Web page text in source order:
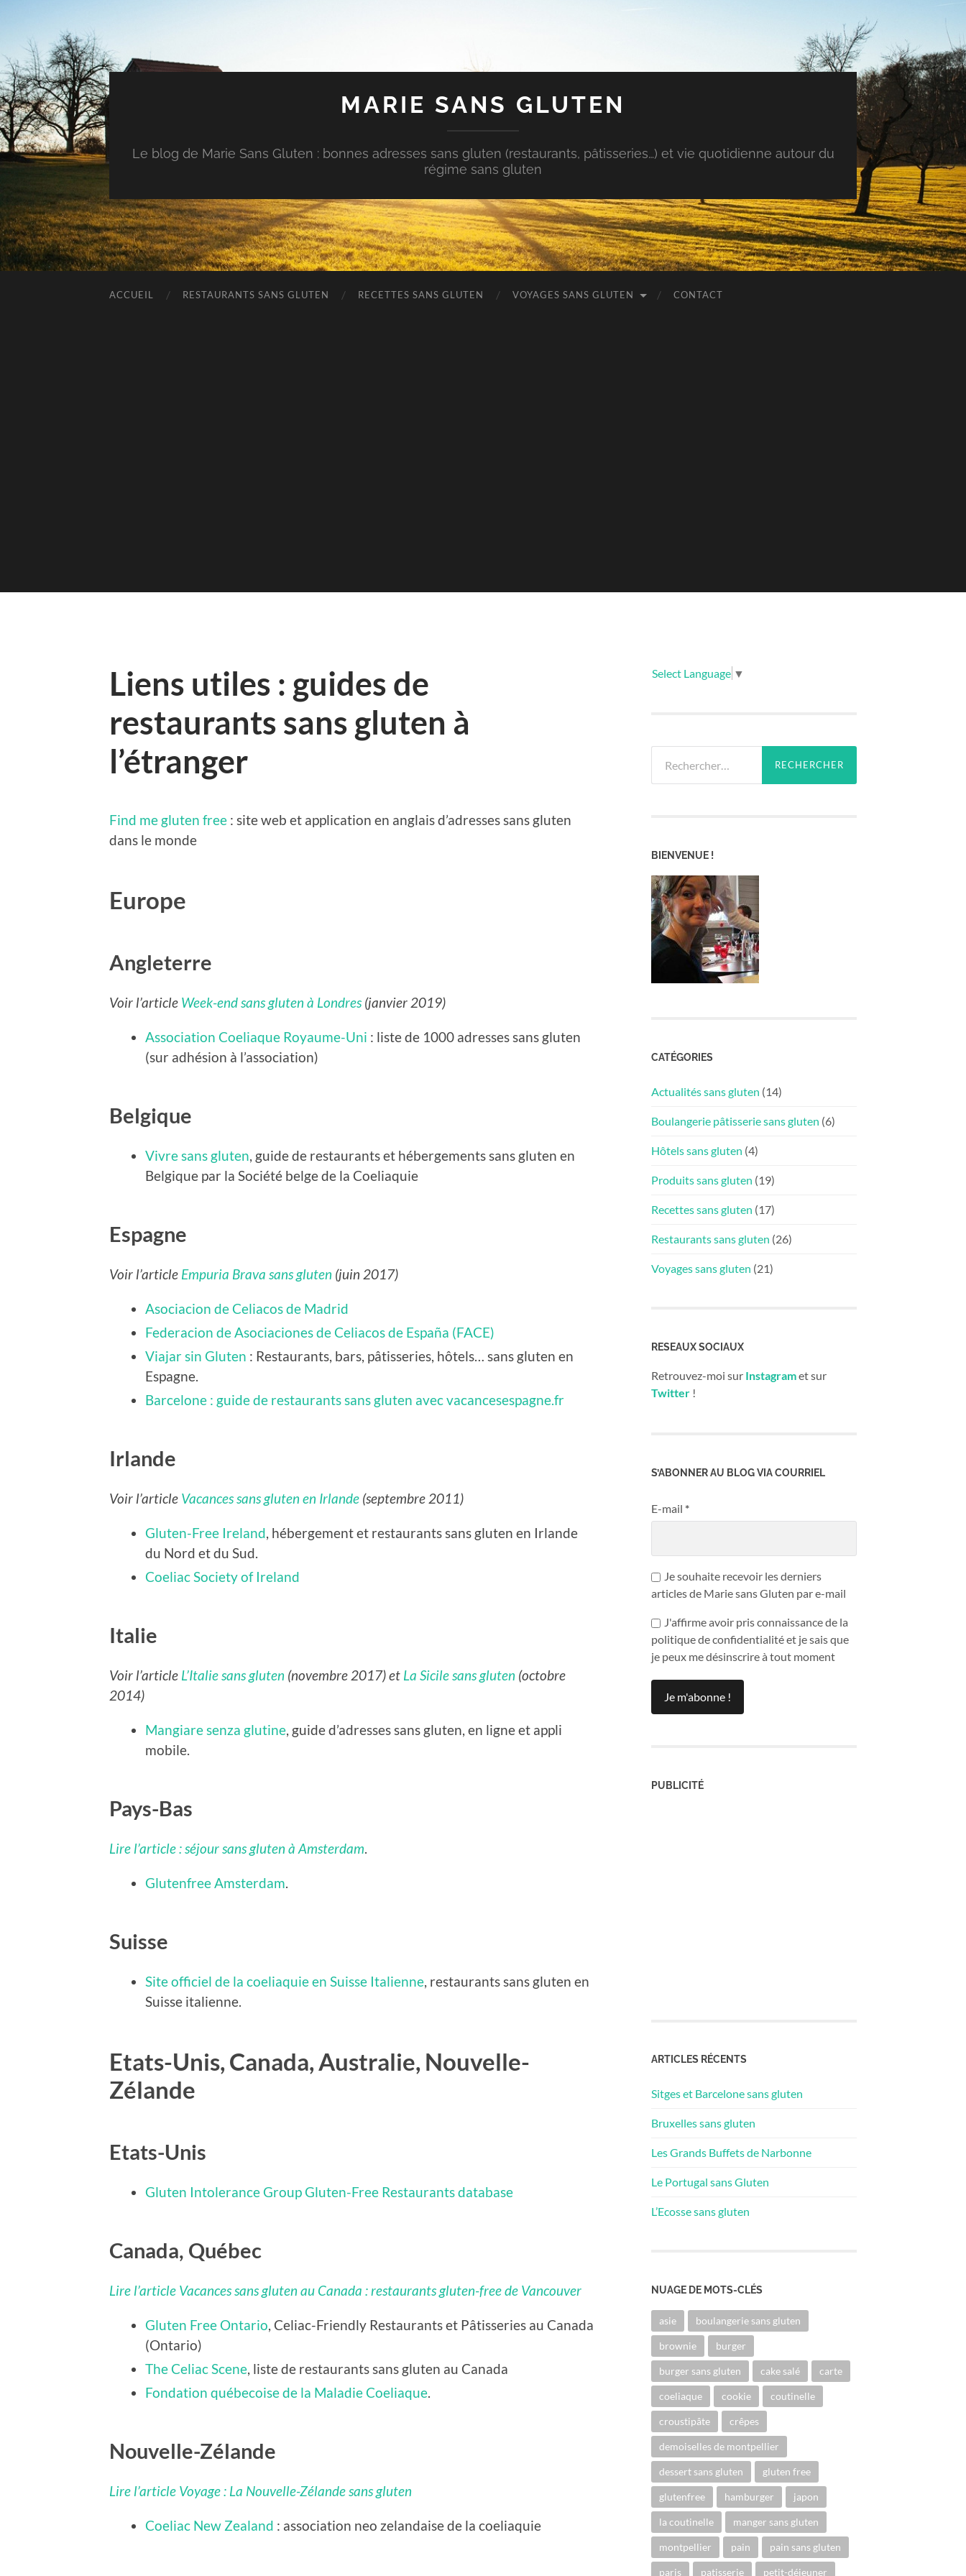
MARIE SANS GLUTEN
Le blog de Marie Sans Gluten : bonnes adresses sans gluten (restaurants, pâtisseries…) et vie quotidienne autour du
régime sans gluten
ACCUEIL RESTAURANTS SANS GLUTEN RECETTES SANS GLUTEN VOYAGES SANS GLUTEN CONTACT
Liens utiles : guides de
restaurants sans gluten à
l’étranger
Find me gluten free : site web et application en anglais d’adresses sans gluten
dans le monde
Europe
Angleterre
Voir l’article Week-end sans gluten à Londres (janvier 2019)
Association Coeliaque Royaume-Uni : liste de 1000 adresses sans gluten
(sur adhésion à l’association)
Belgique
Vivre sans gluten , guide de restaurants et hébergements sans gluten en
Belgique par la Société belge de la Coeliaquie
Espagne
Voir l’article Empuria Brava sans gluten (juin 2017)
Asociacion de Celiacos de Madrid
Federacion de Asociaciones de Celiacos de España (FACE)
Viajar sin Gluten : Restaurants, bars, pâtisseries, hôtels… sans gluten en
Espagne.
Barcelone : guide de restaurants sans gluten avec vacancesespagne.fr
Irlande
Voir l’article Vacances sans gluten en Irlande (septembre 2011)
Gluten-Free Ireland , hébergement et restaurants sans gluten en Irlande
du Nord et du Sud.
Coeliac Society of Ireland
Italie
Voir l’article L’Italie sans gluten (novembre 2017) et La Sicile sans gluten (octobre
2014)
Mangiare senza glutine , guide d’adresses sans gluten, en ligne et appli
mobile.
Pays-Bas
Lire l’article : séjour sans gluten à Amsterdam
Glutenfree Amsterdam
Suisse
Site officiel de la coeliaquie en Suisse Italienne , restaurants sans gluten en
Suisse italienne.
Etats-Unis, Canada, Australie, Nouvelle-
Zélande
Etats-Unis
Gluten Intolerance Group Gluten-Free Restaurants database
Canada, Québec
Lire l’article Vacances sans gluten au Canada : restaurants gluten-free de Vancouver
Gluten Free Ontario , Celiac-Friendly Restaurants et Pâtisseries au Canada
(Ontario)
The Celiac Scene , liste de restaurants sans gluten au Canada
Fondation québecoise de la Maladie Coeliaque
Nouvelle-Zélande
Lire l’article Voyage : La Nouvelle-Zélande sans gluten
Coeliac New Zealand : association neo zelandaise de la coeliaquie
Select Language ▼
BIENVENUE !
CATÉGORIES
Actualités sans gluten (14)
Boulangerie pâtisserie sans gluten (6)
Hôtels sans gluten (4)
Produits sans gluten (19)
Recettes sans gluten (17)
Restaurants sans gluten (26)
Voyages sans gluten (21)
RESEAUX SOCIAUX
Retrouvez-moi sur Instagramet sur
Twitter !
S’ABONNER AU BLOG VIA COURRIEL
E-mail *
Je souhaite recevoir les derniers
articles de Marie sans Gluten par e-mail
J'affirme avoir pris connaissance de la
politique de confidentialité et je sais que
je peux me désinscrire à tout moment
PUBLICITÉ
ARTICLES RÉCENTS
Sitges et Barcelone sans gluten
Bruxelles sans gluten
Les Grands Buffets de Narbonne
Le Portugal sans Gluten
L’Ecosse sans gluten
NUAGE DE MOTS-CLÉS
asie boulangerie sans gluten
brownie burger
burger sans gluten cake salé carte
coeliaque cookie coutinelle
croustipâte crêpes
demoiselles de montpellier
dessert sans gluten gluten free
glutenfree hamburger japon
la coutinelle manger sans gluten
montpellier pain pain sans gluten
paris patisserie petit-déjeuner